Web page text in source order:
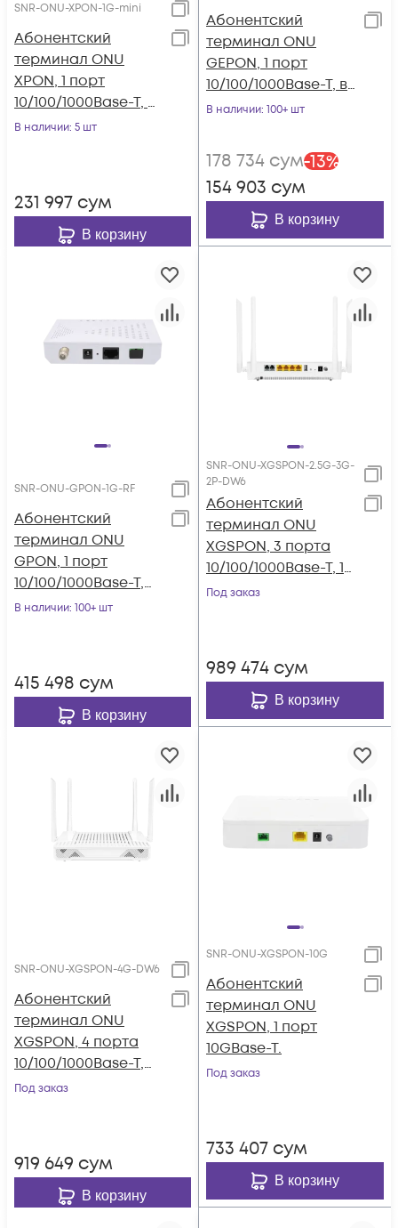
SNR-ONU-XPON-1G-mini
Абонентский
терминал ONU
XPON, 1 порт
10/100/1000Base-T, в
мини корпусе.
В наличии: 5 шт
231 997 сум
В корзину
Абонентский
терминал ONU
GEPON, 1 порт
10/100/1000Base-T, в
мини корпусе,
В наличии: 100+ шт
178 734 сум-13%
154 903 сум
В корзину
SNR-ONU-GPON-1G-RF
Абонентский
терминал ONU
GPON, 1 порт
10/100/1000Base-T,
RF
В наличии: 100+ шт
415 498 сум
В корзину
SNR-ONU-XGSPON-2.5G-3G-
2P-DW6
Абонентский
терминал ONU
XGSPON, 3 порта
10/100/1000Base-T, 1
порт
двухдиапазонный
WiFi 6Ghz
Под заказ
989 474 сум
В корзину
SNR-ONU-XGSPON-4G-DW6
Абонентский
терминал ONU
XGSPON, 4 порта
10/100/1000Base-T,
двухдиапазонный
Под заказ
919 649 сум
В корзину
SNR-ONU-XGSPON-10G
Абонентский
терминал ONU
XGSPON, 1 порт
10GBase-T.
Под заказ
733 407 сум
В корзину